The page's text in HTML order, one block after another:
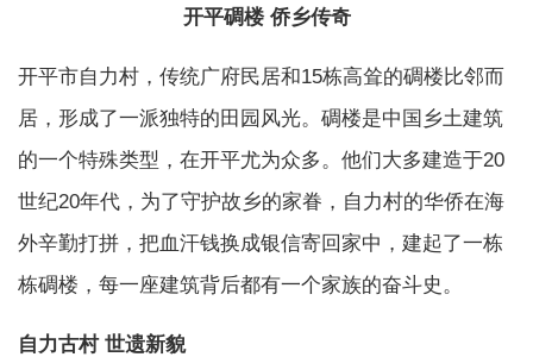
开平碉楼 侨乡传奇
开平市自力村，传统广府民居和15栋高耸的碉楼比邻而
居，形成了一派独特的田园风光。碉楼是中国乡土建筑
的一个特殊类型，在开平尤为众多。他们大多建造于20
世纪20年代，为了守护故乡的家眷，自力村的华侨在海
外辛勤打拼，把血汗钱换成银信寄回家中，建起了一栋
栋碉楼，每一座建筑背后都有一个家族的奋斗史。
自力古村 世遗新貌